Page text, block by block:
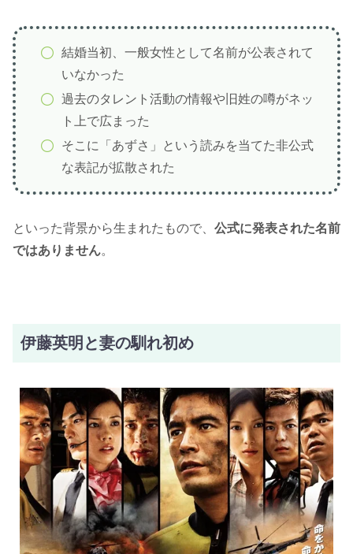
結婚当初、一般女性として名前が公表されて
いなかった
過去のタレント活動の情報や旧姓の噂がネッ
ト上で広まった
そこに「あずさ」という読みを当てた非公式
な表記が拡散された
といった背景から生まれたもので、 公式に発表された名前
ではありません。
伊藤英明と妻の馴れ初め